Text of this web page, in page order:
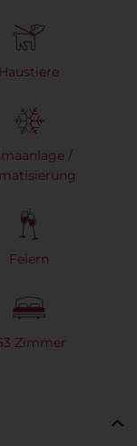
Haustiere
/
Feiern
Zimmer